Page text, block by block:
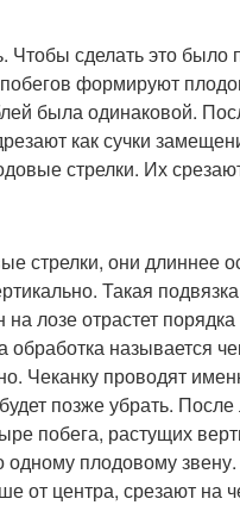
Чтобы сделать это было
формируют
была одинаковой.
как сучки
стрелки. Их
стрелки, они длиннее
Такая подвязка
лозе отрастет
называется
Чеканку проводят
позже убрать.
побега, растущих
одному плодовому
от центра, срезают на